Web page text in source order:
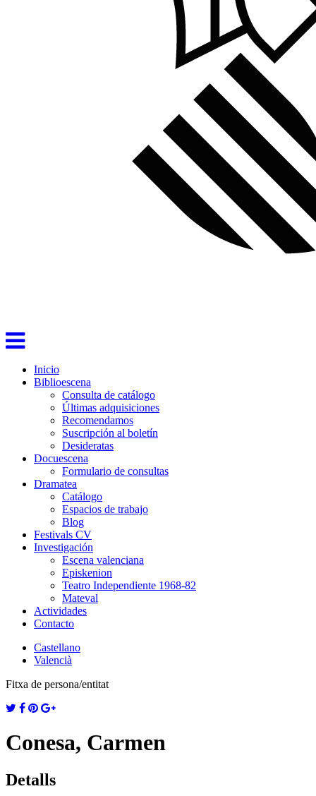
Inicio
Biblioescena
Consulta de catálogo
Últimas adquisiciones
Recomendamos
Suscripción al boletín
Desideratas
Docuescena
Formulario de consultas
Dramatea
Catálogo
Espacios de trabajo
Blog
Festivals CV
Investigación
Escena valenciana
Episkenion
Teatro Independiente 1968-82
Mateval
Actividades
Contacto
Castellano
Valencià
Fitxa de persona/entitat
Conesa, Carmen
Detalls